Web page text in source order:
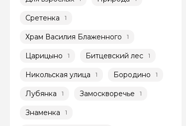
Сретенка 1
Храм Василия Блаженного 1
Царицыно 1 Битцевский лес 1
Никольская улица 1 Бородино 1
Лубянка 1 Замоскворечье 1
Знаменка 1